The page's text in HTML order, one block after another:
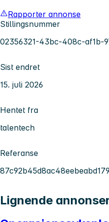
Rapporter annonse
Stillingsnummer
02356321-43bc-408c-af1b-
Sist endret
15. juli 2026
Hentet fra
talentech
Referanse
Lignende